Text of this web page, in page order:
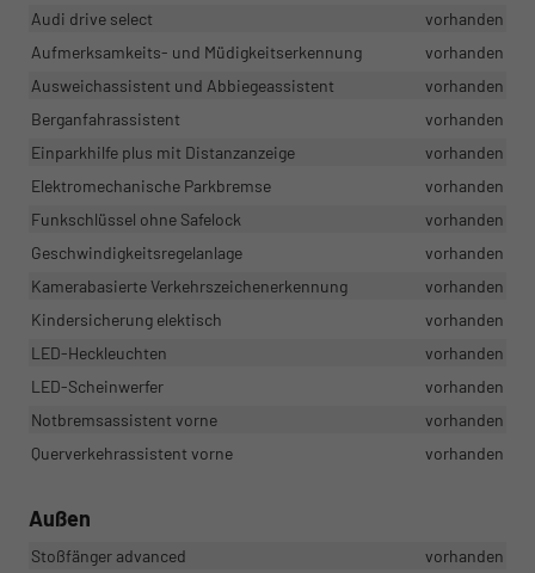
Audi drive select
vorhanden
Aufmerksamkeits- und Müdigkeitserkennung
vorhanden
Ausweichassistent und Abbiegeassistent
vorhanden
Berganfahrassistent
vorhanden
Einparkhilfe plus mit Distanzanzeige
vorhanden
Elektromechanische Parkbremse
vorhanden
Funkschlüssel ohne Safelock
vorhanden
Geschwindigkeitsregelanlage
vorhanden
Kamerabasierte Verkehrszeichenerkennung
vorhanden
Kindersicherung elektisch
vorhanden
LED-Heckleuchten
vorhanden
LED-Scheinwerfer
vorhanden
Notbremsassistent vorne
vorhanden
Querverkehrassistent vorne
vorhanden
Außen
Stoßfänger advanced
vorhanden